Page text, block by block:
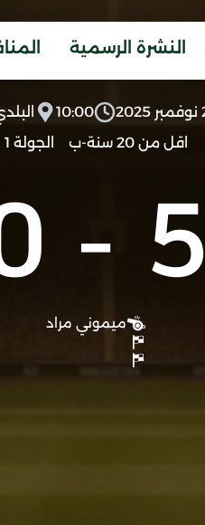
النشرة الرسمية
10:00
اقل من 20 سنة-ب
الجولة 1
5
-
ميموني مراد